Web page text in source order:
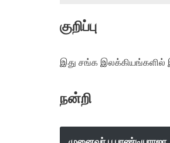
குறிப்பு
இது சங்க இலக்கியங்களில்
நன்றி